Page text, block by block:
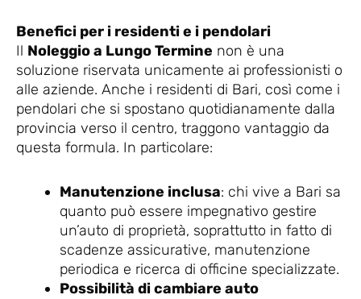
Benefici per i residenti e i pendolari
Il Noleggio a Lungo Termine non è una
soluzione riservata unicamente ai professionisti o
alle aziende. Anche i residenti di Bari, così come i
pendolari che si spostano quotidianamente dalla
provincia verso il centro, traggono vantaggio da
questa formula. In particolare:
Manutenzione inclusa: chi vive a Bari sa
quanto può essere impegnativo gestire
un’auto di proprietà, soprattutto in fatto di
scadenze assicurative, manutenzione
periodica e ricerca di officine specializzate.
Possibilità di cambiare auto